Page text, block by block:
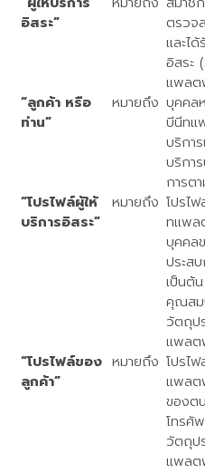
อิสระ”
ตรวจ
และไ
อิสระ
แพลต
“ลูกค้า หรือ
ท่าน”
หมายถึง บุคคล
บีนีทแ
บริกา
บริกา
การต
“โปรไฟล์ผู้ให้
บริการอิสระ”
หมายถึง โปรไ
ทแพล
บุคคล
ประส
เป็นต้
คุณสม
วัตถุป
แพลต
“โปรไฟล์ของ
ลูกค้า”
หมายถึง โปรไ
แพลต
ของต
โทรศั
วัตถุป
แพลต